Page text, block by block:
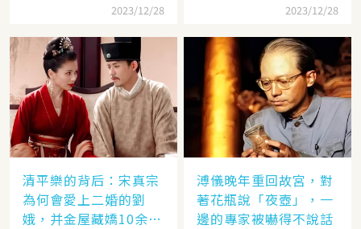
2023/12/28 2023/12/28
清平樂的背后：宋真宗
為何會愛上二婚的劉
娥，并金屋藏嬌10余
溥儀晚年重回故宮，對
著花瓶說「夜壺」，一
邊的專家被嚇得不說話